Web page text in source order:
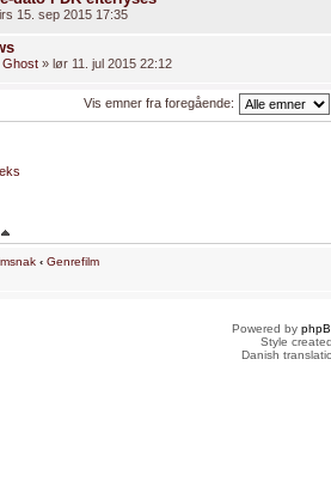
15. sep 2015 17:35
Ghost » lør 11. jul 2015 22:12
Vis emner fra foregående:
‹ Genrefilm
Powered by
Style
Danish